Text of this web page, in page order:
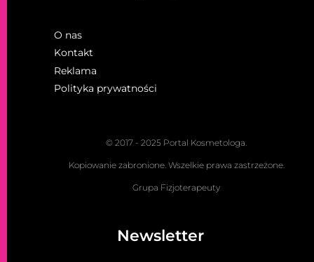
O nas
Kontakt
Reklama
Polityka prywatności
© 2017 - 2025 Portal Kosmetologa.
Kopiowanie zabronione. Wszelkie prawa zastrzeżone.
Grupa Fizjoterapeuty
Newsletter